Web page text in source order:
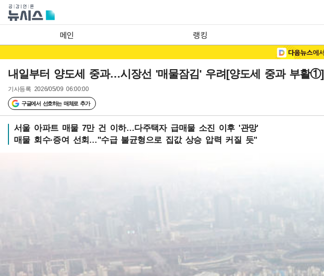
메인 랭킹
내일부터 양도세 중과…시장선 '매물잠김' 우려[양도세 중과 부활①]
기사등록 2026/05/09 06:00:00
구글에서 선호하는 매체로 추가
서울 아파트 매물 7만 건 이하…다주택자 급매물 소진 이후 '관망'
매물 회수·증여 선회…"수급 불균형으로 집값 상승 압력 커질 듯"